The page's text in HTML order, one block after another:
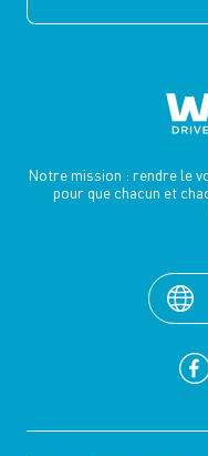
Notre mission : rendre le
pour que chacun et